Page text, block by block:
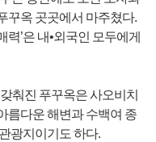
꾸옥 곳곳에서 마주쳤다.
’은 내•외국인 모두에게
춰진 푸꾸옥은 사오비치
름다운 해변과 수백여 종
광지이기도 하다.